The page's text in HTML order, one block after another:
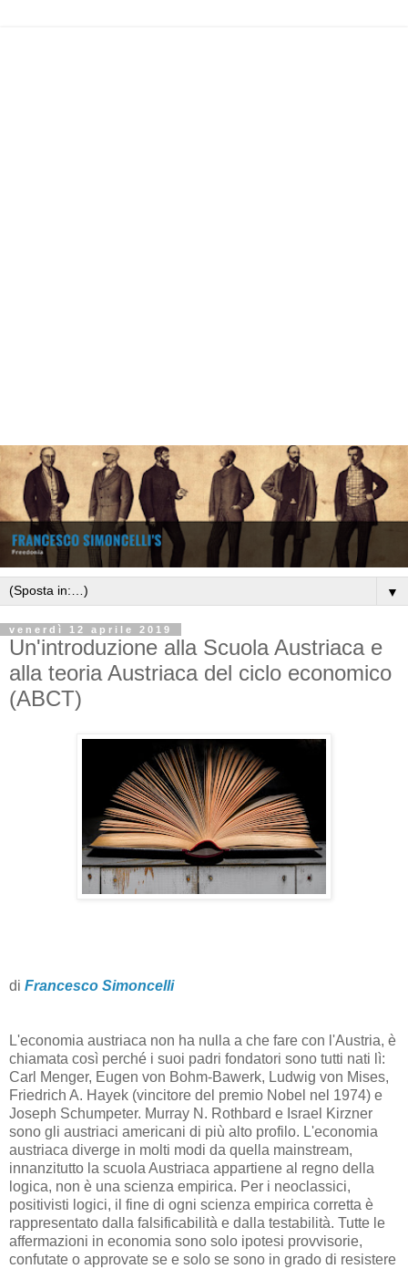
▼
venerdì 12 aprile 2019
Un'introduzione alla Scuola Austriaca e
alla teoria Austriaca del ciclo economico
(ABCT)
di Francesco Simoncelli
L'economia austriaca non ha nulla a che fare con l'Austria, è
chiamata così perché i suoi padri fondatori sono tutti nati lì:
Carl Menger, Eugen von Bohm-Bawerk, Ludwig von Mises,
Friedrich A. Hayek (vincitore del premio Nobel nel 1974) e
Joseph Schumpeter. Murray N. Rothbard e Israel Kirzner
sono gli austriaci americani di più alto profilo. L'economia
austriaca diverge in molti modi da quella mainstream,
innanzitutto la scuola Austriaca appartiene al regno della
logica, non è una scienza empirica. Per i neoclassici,
positivisti logici, il fine di ogni scienza empirica corretta è
rappresentato dalla falsificabilità e dalla testabilità. Tutte le
affermazioni in economia sono solo ipotesi provvisorie,
confutate o approvate se e solo se sono in grado di resistere